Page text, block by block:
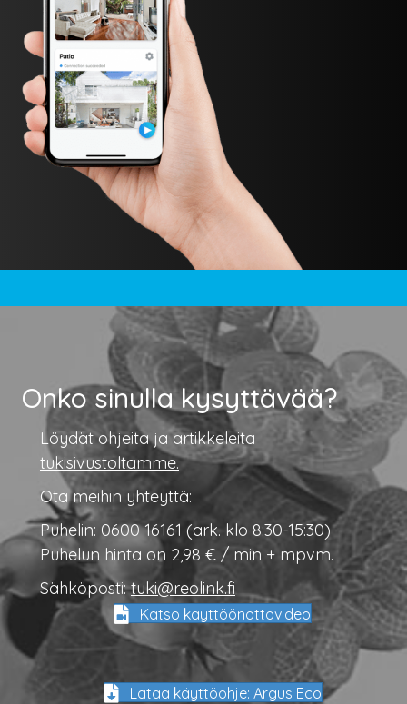
Onko sinulla kysyttävää?
Löydät ohjeita ja artikkeleita
tukisivustoltamme.
Ota meihin yhteyttä:
Puhelin: 0600 16161 (ark. klo 8:30-15:30)
Puhelun hinta on 2,98 € / min + mpvm.
Sähköposti:tuki@reolink.fi
Katso kayttöönottovideo
Lataa käyttöohje: Argus Eco